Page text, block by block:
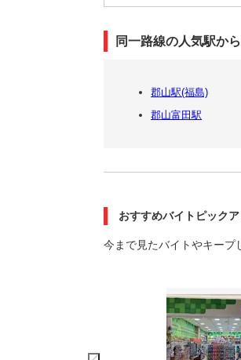
同一路線の人気駅か
郡山駅(福島)
郡山富田駅
おすすめバイトピック
今まで見たバイトやキープ